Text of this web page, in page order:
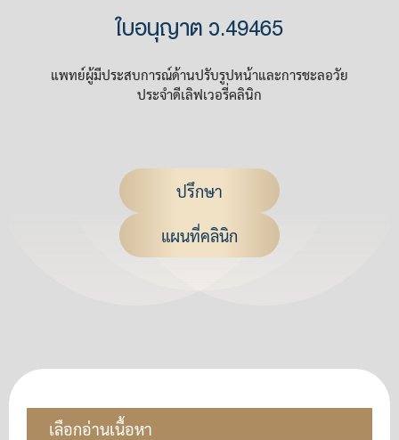
ใบอนุญาต ว.49465
แพทย์ผู้มีประสบการณ์ด้านปรับรูปหน้าและการชะลอวัย
ประจำดีเลิฟเวอรี่คลินิก
ปรึกษา
แผนที่คลินิก
เลือกอ่านเนื้อหา